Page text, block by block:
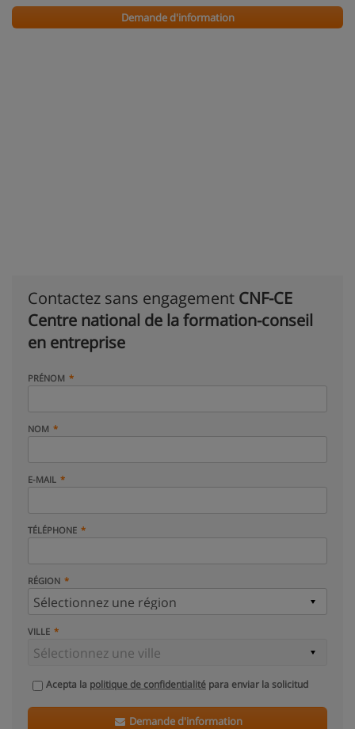
Demande d'information
Contactez sans engagement CNF-CE
Centre national de la formation-conseil
en entreprise
PRÉNOM
NOM
E-MAIL
TÉLÉPHONE
RÉGION
VILLE
Acepta la politique de confidentialité para enviar la solicitud
Demande d'information